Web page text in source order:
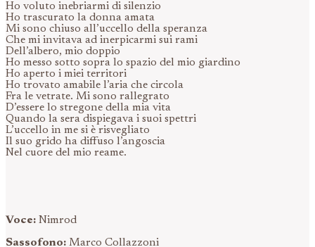
Ho voluto inebriarmi di silenzio
Ho trascurato la donna amata
Mi sono chiuso all’uccello della speranza
Che mi invitava ad inerpicarmi sui rami
Dell’albero, mio doppio
Ho messo sotto sopra lo spazio del mio giardino
Ho aperto i miei territori
Ho trovato amabile l’aria che circola
Fra le vetrate. Mi sono rallegrato
D’essere lo stregone della mia vita
Quando la sera dispiegava i suoi spettri
L’uccello in me si è risvegliato
Il suo grido ha diffuso l’angoscia
Nel cuore del mio reame.
Voce: Nimrod
Sassofono: Marco Collazzoni